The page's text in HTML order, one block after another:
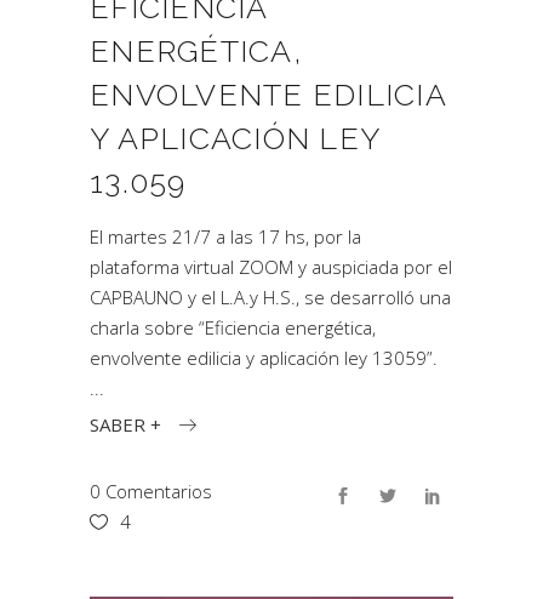
EFICIENCIA
ENERGÉTICA,
ENVOLVENTE EDILICIA
Y APLICACIÓN LEY
13.059
El martes 21/7 a las 17 hs, por la
plataforma virtual ZOOM y auspiciada por el
CAPBAUNO y el L.A.y H.S., se desarrolló una
charla sobre “Eficiencia energética,
envolvente edilicia y aplicación ley 13059”.
SABER +
0 Comentarios
4